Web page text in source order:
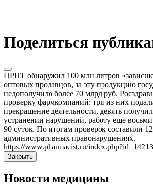
Поделиться
ЦРПТ обнаружил 100 млн литров
оптовых продавцов, за эту продукцию
недополучило более 70 млрд руб.
проверку фармкомпаний: три из них
прекращение деятельности, девять
устранении нарушений, работу еще
90 суток. По итогам проверок составили
административных правонарушениях.
https://www.pharmacist.ru/
Закрыть
Новости медицины